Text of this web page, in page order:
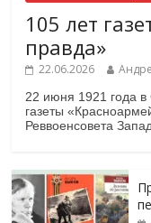
105 лет
правда»
22.06.2026
22 июня 1921 года
газеты
Реввоенсовета